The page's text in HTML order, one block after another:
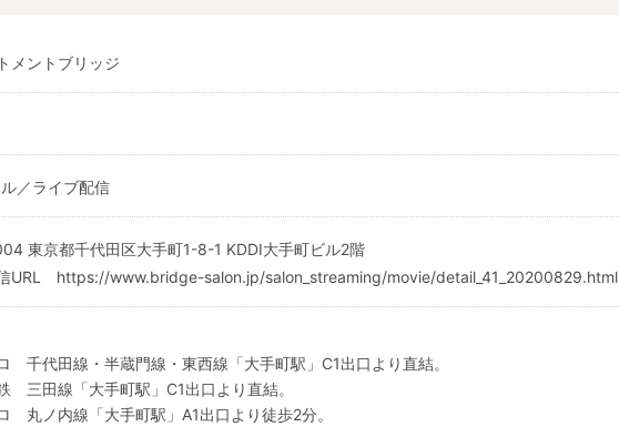
メントブリッジ
／ライブ配信
東京都千代田区大手町1-8-1 KDDI大手町ビル2階
URL https://www.bridge-salon.jp/salon_streaming/movie/detail_41_20200829.html
千代田線・半蔵門線・東西線「大手町駅」C1出口より直結。
三田線「大手町駅」C1出口より直結。
丸ノ内線「大手町駅」A1出口より徒歩2分。